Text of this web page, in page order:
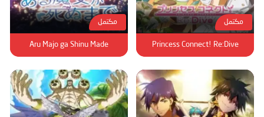
مكتمل
Princess Connect! Re:Dive
مكتمل
Aru Majo ga Shinu Made